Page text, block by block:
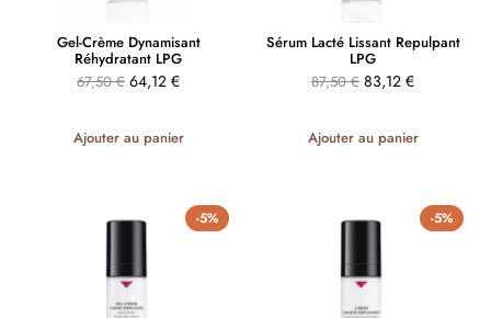
Gel-Crème Dynamisant
Réhydratant LPG
67,50€ 64,12 €
Ajouter au panier
Sérum Lacté Lissant Repulpant
LPG
87,50€ 83,12 €
Ajouter au panier
-5% -5%